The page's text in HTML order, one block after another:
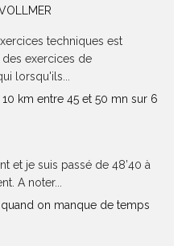
techniques est
exercices de
lorsqu'ils...
km entre 45 et 50 mn sur 6
et je suis passé de 48’40 à
A noter...
on manque de temps